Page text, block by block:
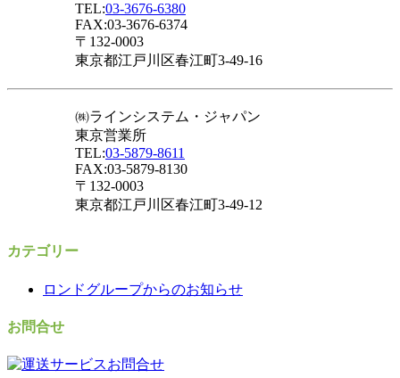
TEL:03-3676-6380
FAX:03-3676-6374
〒132-0003
東京都江戸川区春江町3-49-16
㈱ラインシステム・ジャパン
東京営業所
TEL:03-5879-8611
FAX:03-5879-8130
〒132-0003
東京都江戸川区春江町3-49-12
カテゴリー
ロンドグループからのお知らせ
お問合せ